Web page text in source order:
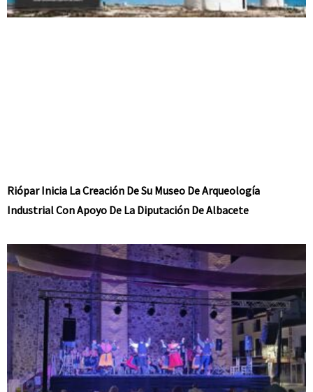
Riópar Inicia La Creación De Su Museo De Arqueología
Industrial Con Apoyo De La Diputación De Albacete